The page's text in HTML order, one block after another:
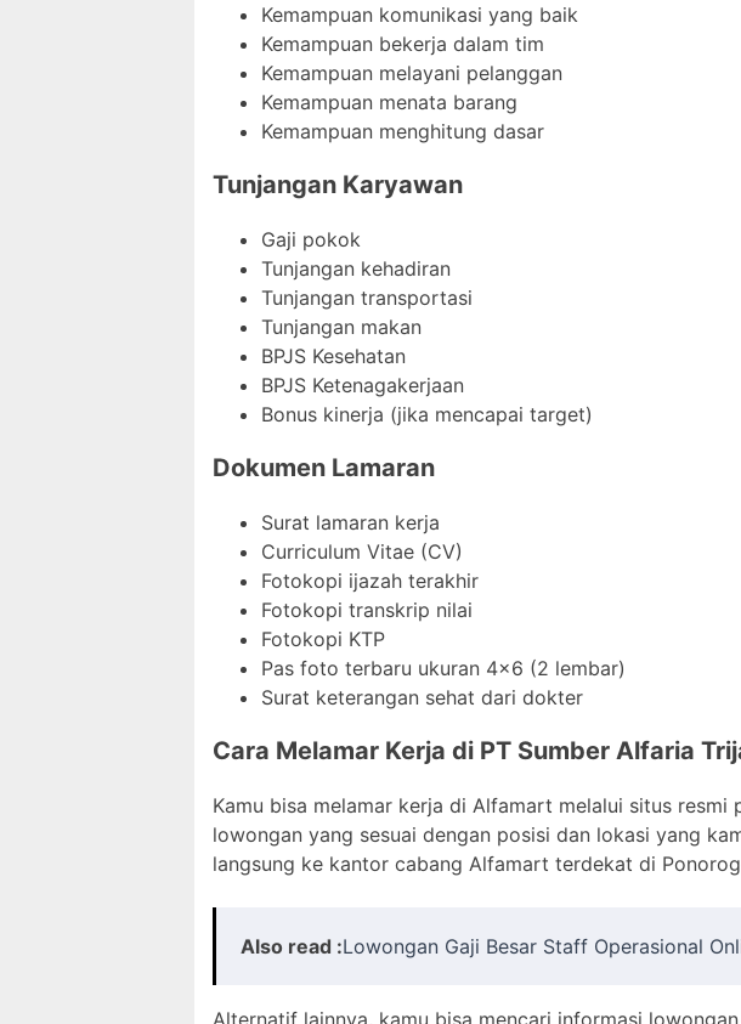
Kemampuan komunikasi yang baik
Kemampuan bekerja dalam tim
Kemampuan melayani pelanggan
Kemampuan menata barang
Kemampuan menghitung dasar
Tunjangan Karyawan
Gaji pokok
Tunjangan kehadiran
Tunjangan transportasi
Tunjangan makan
BPJS Kesehatan
BPJS Ketenagakerjaan
Bonus kinerja (jika mencapai target)
Dokumen Lamaran
Surat lamaran kerja
Curriculum Vitae (CV)
Fotokopi ijazah terakhir
Fotokopi transkrip nilai
Fotokopi KTP
Pas foto terbaru ukuran 4×6 (2 lembar)
Surat keterangan sehat dari dokter
Cara Melamar Kerja di PT Sumber Alfaria
Kamu bisa melamar kerja di Alfamart melalui situs resmi
lowongan yang sesuai dengan posisi dan lokasi yang
langsung ke kantor cabang Alfamart terdekat di
Also read :Lowongan Gaji Besar Staff Operasional
Alternatif lainnya, kamu bisa mencari informasi